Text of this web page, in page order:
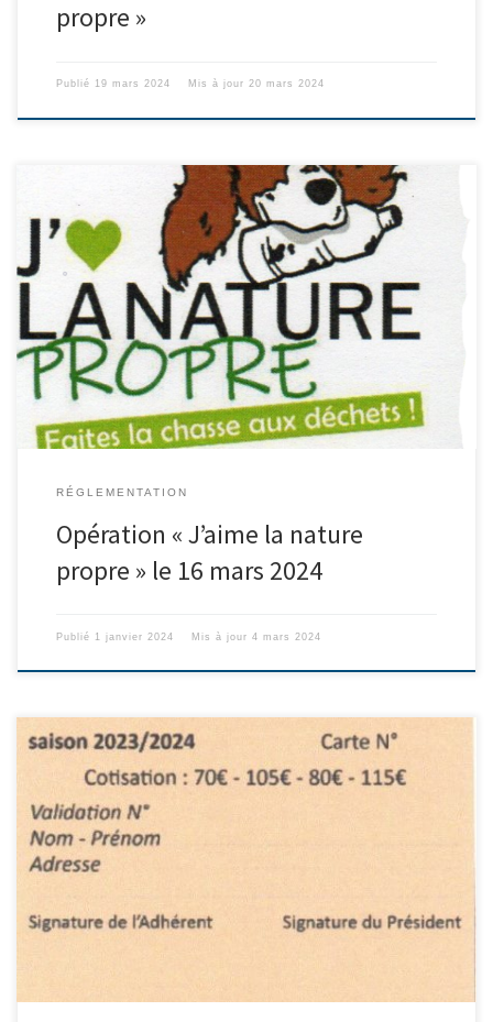
propre »
Publié 19 mars 2024 Mis à jour 20 mars 2024
Le club Cynégétique d’Evenos organise, le samedi 16 mars 2024,
l’opération « J’aime la nature propre » sur son territoire. En quoi
cela consiste ? J’aime la Nature Propre (JLNP) est une opération
participative et citoyenne de nettoyage de la nature portée par la
Fédération Nationale des Chasseurs (FNC) et financé par l’Office
Français […]
RÉGLEMENTATION
Opération « J’aime la nature
propre » le 16 mars 2024
Publié 1 janvier 2024 Mis à jour 4 mars 2024
Salle polyvalente de 9H00 à 11H30 Samedi 3 août 2024
Samedi 24 août 2024 Samedi 7 septembre 2024. Après ces dates,
il vous est toujours possible de récupérer votre carte à la